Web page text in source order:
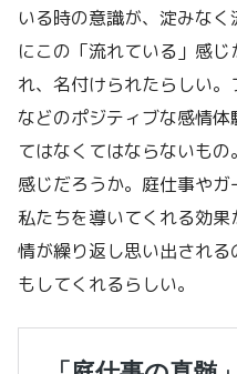
いる時の意識が、淀みな
にこの「流れている」感
れ、名付けられたらしい
などのポジティブな感情
てはなくてはならないも
感じだろうか。庭仕事や
私たちを導いてくれる効
情が繰り返し思い出され
もしてくれるらしい。